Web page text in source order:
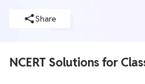
Share
NCERT Solutions for